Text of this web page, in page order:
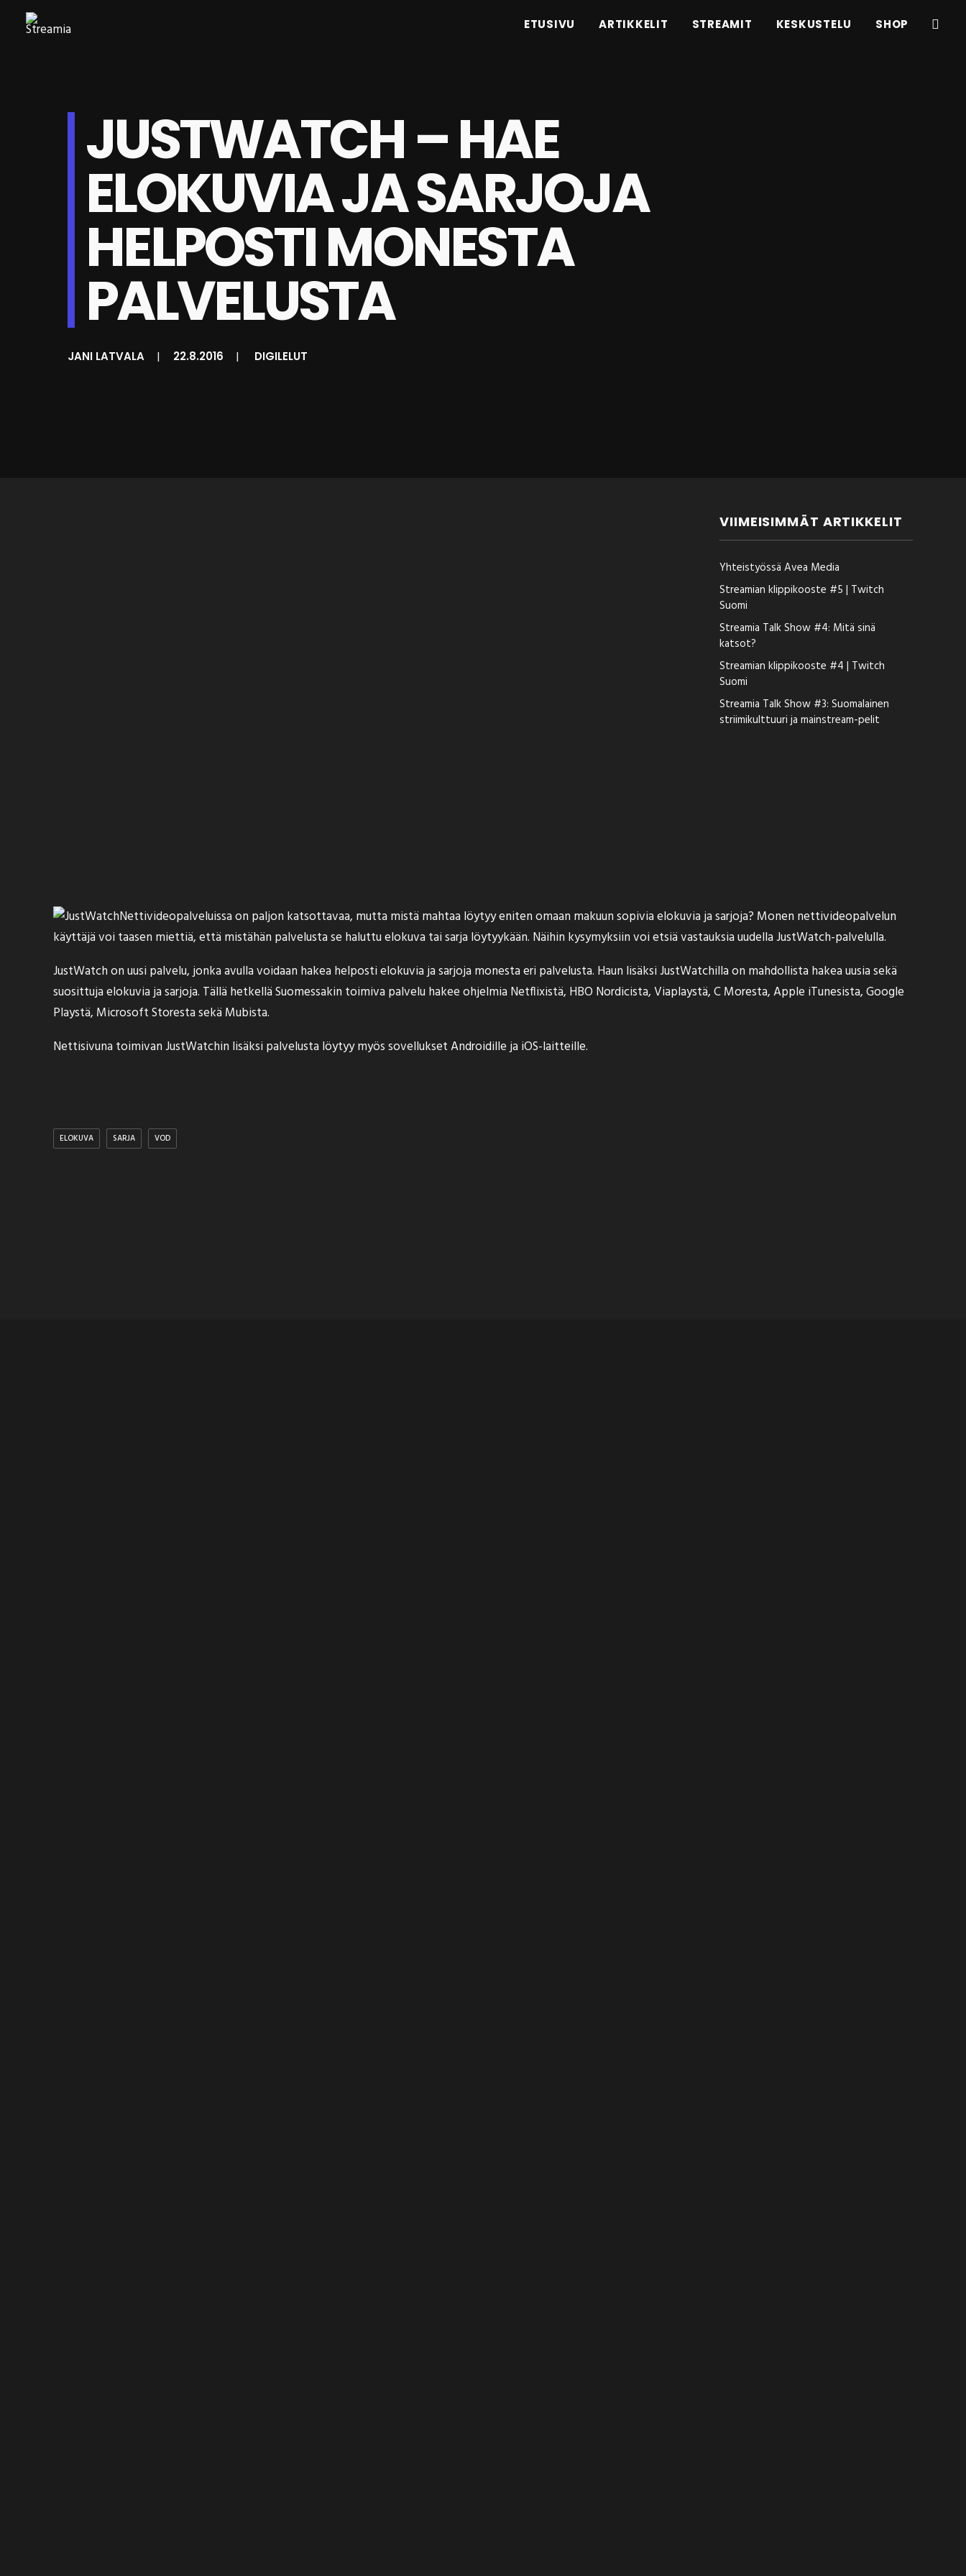
ETUSIVU ARTIKKELIT STREAMIT KESKUSTELU SHOP
JUSTWATCH – HAE
ELOKUVIA JA SARJOJA
HELPOSTI MONESTA
PALVELUSTA
JANI LATVALA | 22.8.2016 | DIGILELUT
VIIMEISIMMÄT ARTIKKELIT
Yhteistyössä Avea Media
Streamian klippikooste #5 | Twitch
Suomi
Streamia Talk Show #4: Mitä sinä
katsot?
Streamian klippikooste #4 | Twitch
Suomi
Streamia Talk Show #3: Suomalainen
striimikulttuuri ja mainstream-pelit
Nettivideopalveluissa on paljon katsottavaa, mutta mistä mahtaa löytyy eniten omaan makuun sopivia elokuvia ja sarjoja? Monen nettivideopalvelun
käyttäjä voi taasen miettiä, että mistähän palvelusta se haluttu elokuva tai sarja löytyykään. Näihin kysymyksiin voi etsiä vastauksia uudellaJustWatch-palvelulla.
JustWatch on uusi palvelu, jonka avulla voidaan hakea helposti elokuvia ja sarjoja monesta eri palvelusta. Haun lisäksi JustWatchilla on mahdollista hakea uusia sekä
suosittuja elokuvia ja sarjoja. Tällä hetkellä Suomessakin toimiva palvelu hakee ohjelmia Netflixistä, HBO Nordicista, Viaplaystä, C Moresta, Apple iTunesista, Google
Playstä, Microsoft Storesta sekä Mubista.
Nettisivuna toimivan JustWatchin lisäksi palvelusta löytyy myös sovellukset Androidille ja iOS-laitteille.
ELOKUVA SARJA VOD